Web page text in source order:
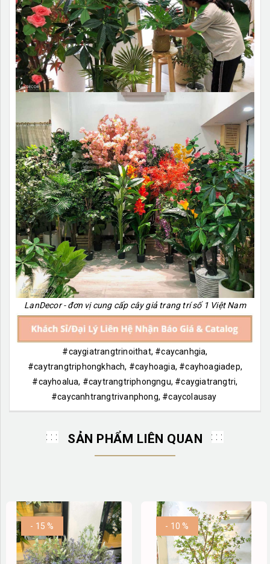
LanDecor - đơn vị cung cấp cây giả trang trí số 1 Việt Nam
#caygiatrangtrinoithat, #caycanhgia,
#caytrangtriphongkhach, #cayhoagia, #cayhoagiadep,
#cayhoalua, #caytrangtriphongngu, #caygiatrangtri,
#caycanhtrangtrivanphong, #caycolausay
SẢN PHẨM LIÊN QUAN
- 15 % - 10 %